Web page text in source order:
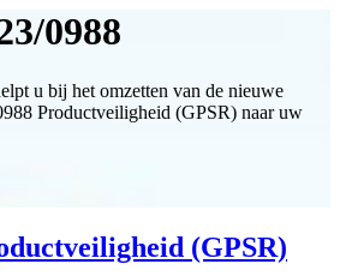
0988
u bij het omzetten van de nieuwe
Productveiligheid (GPSR) naar uw
(GPSR)